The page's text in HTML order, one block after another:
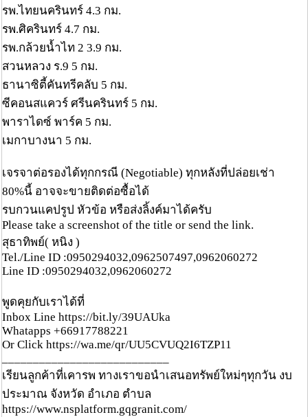
รพ.ไทยนครินทร์ 4.3 กม.
รพ.ศิครินทร์ 4.7 กม.
รพ.กล้วยน้ำไท 2 3.9 กม.
สวนหลวง ร.9 5 กม.
ธานาซิตี้คันทรีคลับ 5 กม.
ซีคอนสแควร์ ศรีนครินทร์ 5 กม.
พาราไดซ์ พาร์ค 5 กม.
เมกาบางนา 5 กม.
เจรจาต่อรองได้ทุกกรณี (Negotiable) ทุกหลังที่ปล่อยเช่า
80%นี้ อาจจะขายติดต่อซื้อได้
รบกวนแคปรูป หัวข้อ หรือส่งลิ้งค์มาได้ครับ
Please take a screenshot of the title or send the link.
สุธาทิพย์( หนิง )
Tel./Line ID :0950294032,0962507497,0962060272
Line ID :0950294032,0962060272
พูดคุยกับเราได้ที่
Inbox Line https://bit.ly/39UAUka
Whatapps +66917788221
Or Click https://wa.me/qr/UU5CVUQ2I6TZP11
เรียนลูกค้าที่เคารพ ทางเราขอนำเสนอทรัพย์ใหม่ๆทุกวัน งบ
ประมาณ จังหวัด อำเภอ ตำบล
https://www.nsplatform.gqgranit.com/